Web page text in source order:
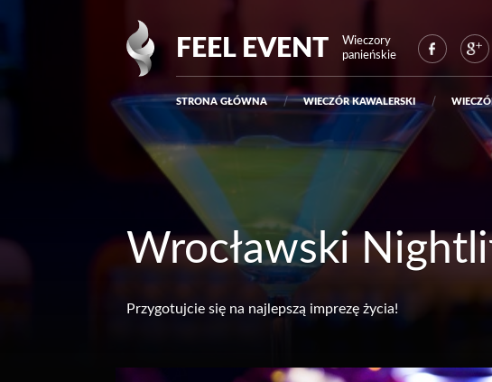
Navigation
FEEL EVENT
Wieczory
panieńskie
STRONA GŁÓWNA WIECZÓR KAWALERSKI
Wrocławski
Przygotujcie się na najlepszą imprezę życia!